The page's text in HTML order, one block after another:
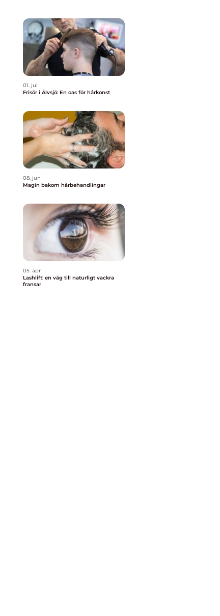
01. jul
Frisör i Älvsjö: En oas för hårkonst
08. jun
Magin bakom hårbehandlingar
05. apr
Lashlift: en väg till naturligt vackra
fransar